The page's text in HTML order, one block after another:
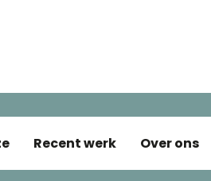
Recent werk Over ons